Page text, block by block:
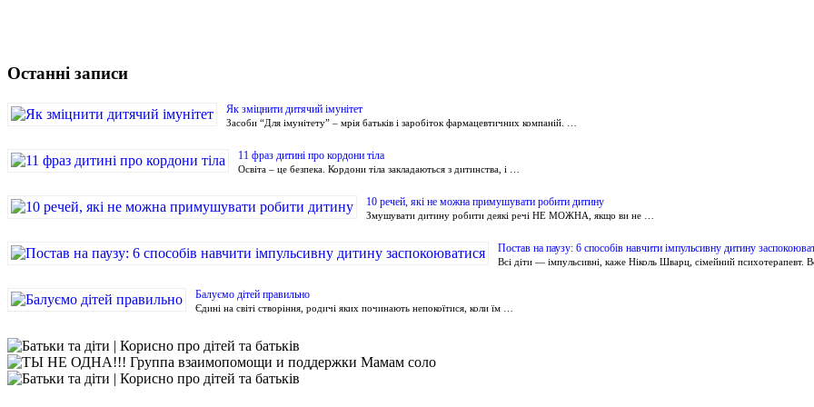
Останні записи
Як зміцнити дитячий імунітет
Засоби “Для імунітету” – мрія батьків і заробіток фармацевтичних компаній. …
11 фраз дитині про кордони тіла
Освіта – це безпека. Кордони тіла закладаються з дитинства, і …
10 речей, які не можна примушувати робити дитину
Змушувати дитину робити деякі речі НЕ МОЖНА, якщо ви не …
Постав на паузу: 6 способів навчити імпульсивну дитину
Всі діти — імпульсивні, каже Ніколь Шварц, сімейний психотерапевт.
Балуємо дітей правильно
Єдині на світі створіння, родичі яких починають непокоїтися, коли їм …